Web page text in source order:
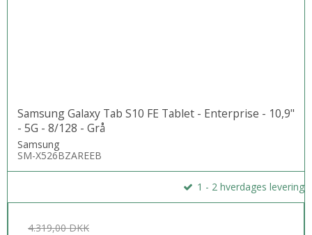
Samsung Galaxy Tab S10 FE Tablet - Enterprise - 10,9"
- 5G - 8/128 - Grå
Samsung
SM-X526BZAREEB
1 - 2 hverdages levering
4.319,00 DKK